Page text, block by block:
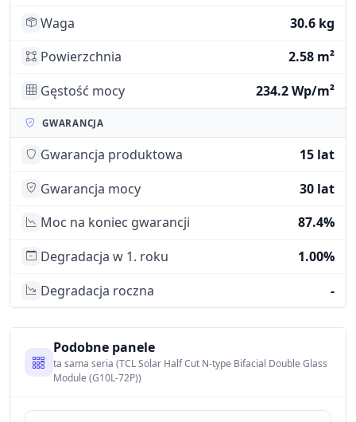
Waga
30.6 kg
Powierzchnia
2.58 m²
Gęstość mocy
234.2 Wp/m²
GWARANCJA
Gwarancja produktowa
15 lat
Gwarancja mocy
30 lat
Moc na koniec gwarancji
87.4%
Degradacja w 1. roku
1.00%
Degradacja roczna
-
Podobne panele
ta sama seria (TCL Solar Half Cut N-type Bifacial Double Glass
Module (G10L-72P))